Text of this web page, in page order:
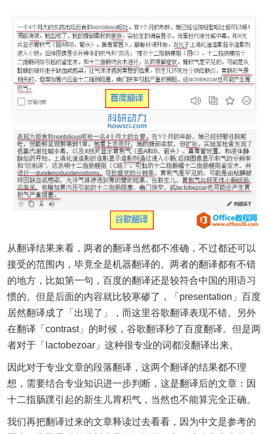
从翻译结果来看，两者的翻译当然都不准确，不过都还可以
接受的范围内，毕竟全是机器翻译的。两者的翻译都有不错
的地方，比如第一句，百度的翻译还是较符合中国的用语习
惯的。但是后面的内容就比较寒碜了，「presentation」百度
居然翻译成了「出现了」，而这里谷歌翻译表现不错。另外
在翻译「contrast」的时候，谷歌翻译秒了百度翻译。但是两
者对于「lactobezoar」这种很专业的词都没翻译出来。
因此对于专业文章的段落翻译，这两个翻译的结果都不理
想，需要结合专业知识进一步判断，这是翻译后的文章：因
十二指肠蹼引起的新生儿胃积气，当然也不能算完全正确。
我们再把翻译过来的文章释读过去看看，因为中文是参考的